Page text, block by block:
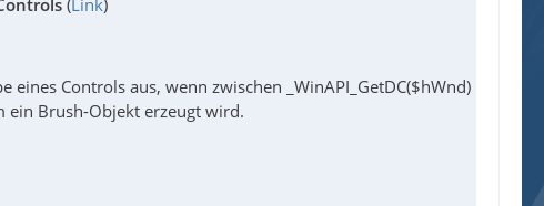
(Link)
Controls aus, wenn zwischen _WinAPI_GetDC($hWnd)
ein Brush-Objekt erzeugt wird.